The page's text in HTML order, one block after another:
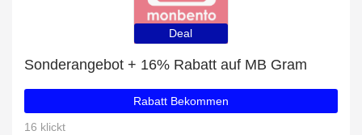
Deal
Sonderangebot + 16% Rabatt auf MB Gram
Rabatt Bekommen
16 klickt